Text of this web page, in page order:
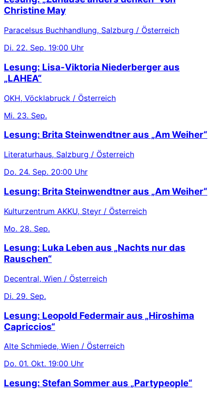
Christine May
Paracelsus Buchhandlung, Salzburg / Österreich
Di. 22. Sep. 19:00 Uhr
Lesung: Lisa-Viktoria Niederberger aus
„LAHEA“
OKH, Vöcklabruck / Österreich
Mi. 23. Sep.
Lesung: Brita Steinwendtner aus „Am Weiher“
Literaturhaus, Salzburg / Österreich
Do. 24. Sep. 20:00 Uhr
Lesung: Brita Steinwendtner aus „Am Weiher“
Kulturzentrum AKKU, Steyr / Österreich
Mo. 28. Sep.
Lesung: Luka Leben aus „Nachts nur das
Rauschen“
Decentral, Wien / Österreich
Di. 29. Sep.
Lesung: Leopold Federmair aus „Hiroshima
Capriccios“
Alte Schmiede, Wien / Österreich
Do. 01. Okt. 19:00 Uhr
Lesung: Stefan Sommer aus „Partypeople“